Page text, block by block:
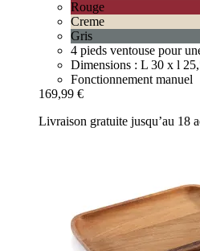
Rouge
Creme
Gris
4 pieds ventouse pour
Dimensions : L 30 x l
Fonctionnement manuel
169,99 €
Livraison gratuite jusqu’au 18